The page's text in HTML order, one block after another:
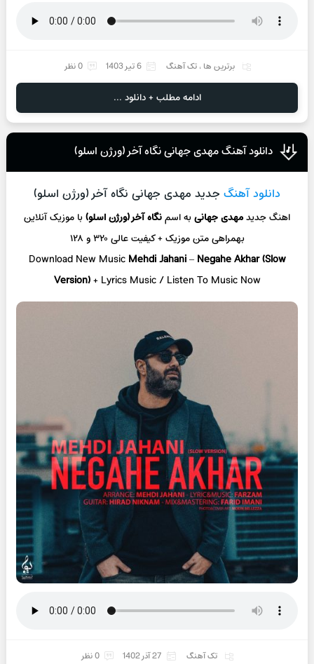
برترین ها ، تک آهنگ 6 تیر 1403 0 نظر
ادامه مطلب + دانلود ...
دانلود آهنگ مهدی جهانی نگاه آخر (ورژن اسلو)
دانلود آهنگ جدید مهدی جهانی نگاه آخر (ورژن اسلو)
اهنگ جدیدمهدی جهانیبه اسمنگاه آخر (ورژن اسلو)با موزیک آنلاین
بهمراهی متن موزیک + کیفیت عالی ۳۲۰ و ۱۲۸
Download New Music Mehdi Jahani–Negahe Akhar (Slow
Version)+ Lyrics Music / Listen To Music Now
تک آهنگ 27 آذر 1402 0 نظر